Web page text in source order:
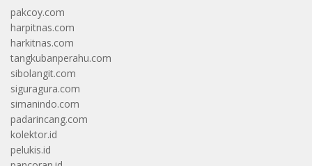
pakcoy.com
harpitnas.com
harkitnas.com
tangkubanperahu.com
sibolangit.com
siguragura.com
simanindo.com
padarincang.com
kolektor.id
pelukis.id